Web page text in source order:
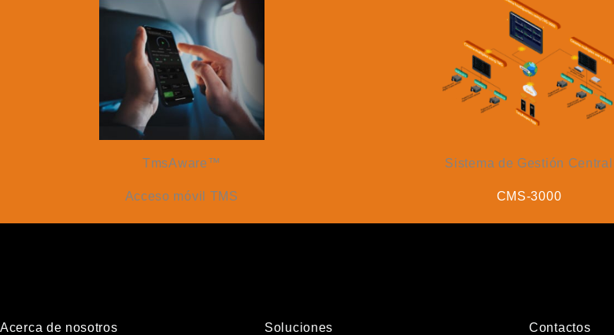
TmsAware™
Acceso móvil TMS
Sistema de Gestión Central
CMS-3000
Acerca de nosotros Soluciones Contactos